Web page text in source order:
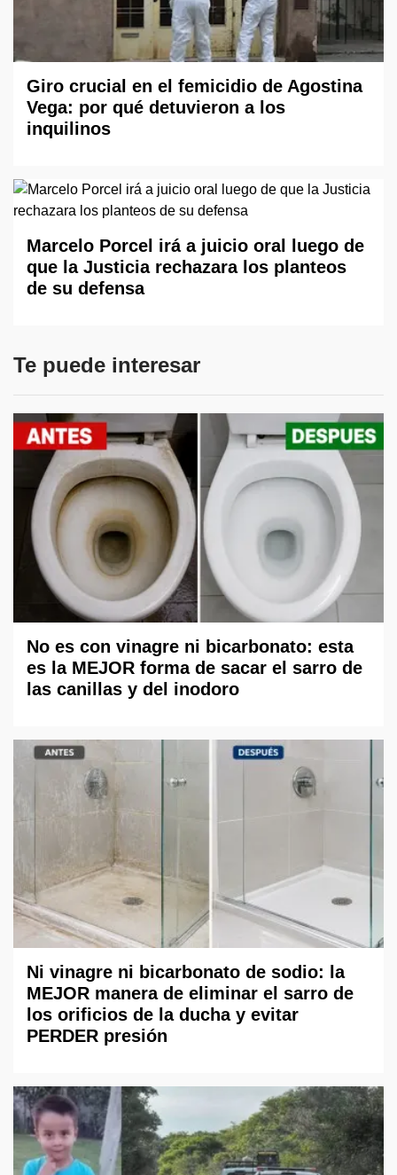
Giro crucial en el femicidio de Agostina
Vega: por qué detuvieron a los
inquilinos
Marcelo Porcel irá a juicio oral luego de
que la Justicia rechazara los planteos
de su defensa
Te puede interesar
No es con vinagre ni bicarbonato: esta
es la MEJOR forma de sacar el sarro de
las canillas y del inodoro
Ni vinagre ni bicarbonato de sodio: la
MEJOR manera de eliminar el sarro de
los orificios de la ducha y evitar
PERDER presión